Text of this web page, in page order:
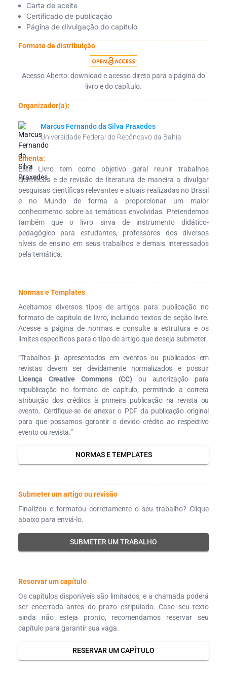
Carta de aceite
Certificado de publicação
Página de divulgação do capítulo
Formato de distribuição
Acesso Aberto: download e acesso direto para a página do
livro e do capítulo.
Organizador(a):
Marcus Fernando da Silva Praxedes
Universidade Federal do Recôncavo da Bahia
Ementa:
Este Livro tem como objetivo geral reunir trabalhos
científicos e de revisão de literatura de maneira a divulgar
pesquisas científicas relevantes e atuais realizadas no Brasil
e no Mundo de forma a proporcionar um maior
conhecimento sobre as temáticas envolvidas. Pretendemos
também que o livro sirva de instrumento didático-
pedagógico para estudantes, professores dos diversos
níveis de ensino em seus trabalhos e demais interessados
pela temática.
Normas e Templates
Aceitamos diversos tipos de artigos para publicação no
formato de capítulo de livro, incluindo textos de seção livre.
Acesse a página de normas e consulte a estrutura e os
limites específicos para o tipo de artigo que deseja submeter.
“Trabalhos já apresentados em eventos ou publicados em
revistas devem ser devidamente normalizados e possuir
Licença Creative Commons (CC) ou autorização para
republicação no formato de capítulo, permitindo a correta
atribuição dos créditos à primeira publicação na revista ou
evento. Certifique-se de anexar o PDF da publicação original
para que possamos garantir o devido crédito ao respectivo
evento ou revista.”
NORMAS E TEMPLATES
Submeter um artigo ou revisão
Finalizou e formatou corretamente o seu trabalho? Clique
abaixo para enviá-lo.
SUBMETER UM TRABALHO
Reservar um capítulo
Os capítulos disponíveis são limitados, e a chamada poderá
ser encerrada antes do prazo estipulado. Caso seu texto
ainda não esteja pronto, recomendamos reservar seu
capítulo para garantir sua vaga.
RESERVAR UM CAPÍTULO